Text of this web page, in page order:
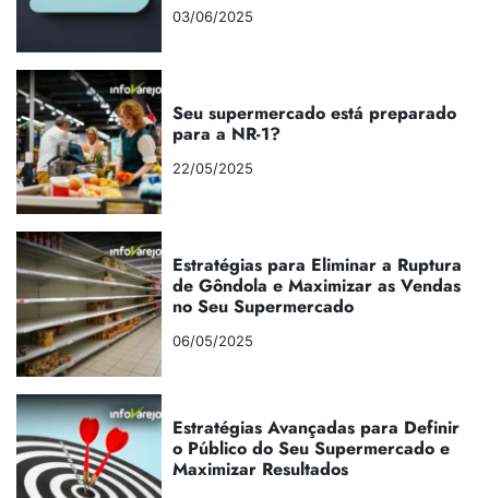
03/06/2025
Seu supermercado está preparado
para a NR-1?
22/05/2025
Estratégias para Eliminar a Ruptura
de Gôndola e Maximizar as Vendas
no Seu Supermercado
06/05/2025
Estratégias Avançadas para Definir
o Público do Seu Supermercado e
Maximizar Resultados